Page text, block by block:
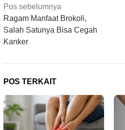
Navigasi
pos
Pos sebelumnya
Ragam Manfaat Brokoli,
Salah Satunya Bisa Cegah
Kanker
POS TERKAIT